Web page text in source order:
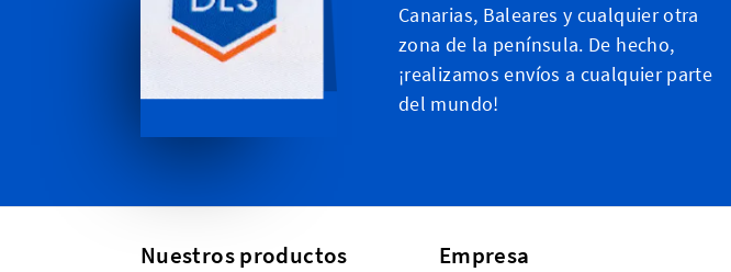
Canarias, Baleares y cualquier otra
zona de la península. De hecho,
¡realizamos envíos a cualquier parte
del mundo!
Nuestros productos Empresa